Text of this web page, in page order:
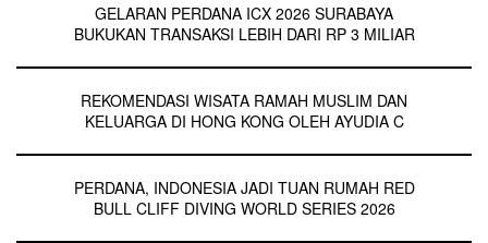
GELARAN PERDANA ICX 2026 SURABAYA
BUKUKAN TRANSAKSI LEBIH DARI RP 3 MILIAR
REKOMENDASI WISATA RAMAH MUSLIM DAN
KELUARGA DI HONG KONG OLEH AYUDIA C
PERDANA, INDONESIA JADI TUAN RUMAH RED
BULL CLIFF DIVING WORLD SERIES 2026